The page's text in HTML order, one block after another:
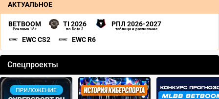
АКТУАЛЬНОЕ
BETBOOM
Реклама 18+
TI 2026
по Dota 2
РПЛ 2026-2027
таблица и расписание
EWC CS2 EWC R6
Спецпроекты